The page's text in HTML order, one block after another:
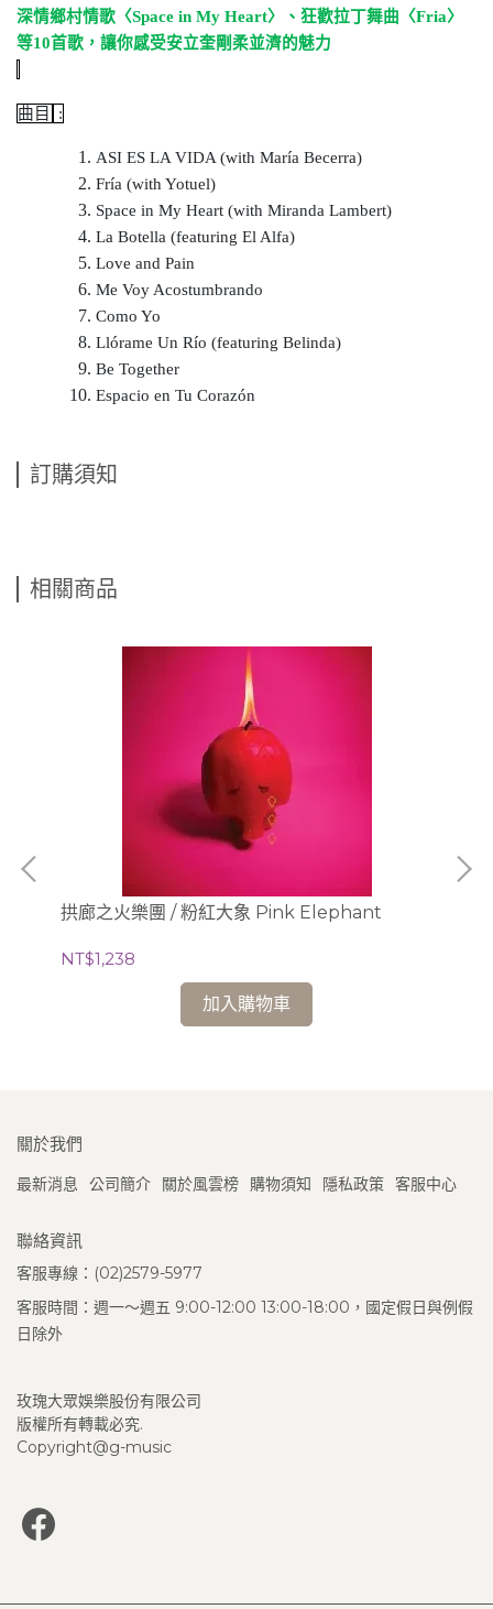
深情鄉村情歌〈Space in My Heart〉、狂歡拉丁舞曲〈Fria〉
等10首歌，讓你感受安立奎剛柔並濟的魅力
曲目 :
ASI ES LA VIDA (with María Becerra)
Fría (with Yotuel)
Space in My Heart (with Miranda Lambert)
La Botella (featuring El Alfa)
Love and Pain
Me Voy Acostumbrando
Como Yo
Llórame Un Río (featuring Belinda)
Be Together
Espacio en Tu Corazón
訂購須知
相關商品
拱廊之火樂團 / 粉紅大象 Pink Elephant
NT$1,238
加入購物車
關於我們
最新消息 公司簡介 關於風雲榜 購物須知 隱私政策 客服中心
聯絡資訊
客服專線：(02)2579-5977
客服時間：週一～週五 9:00-12:00 13:00-18:00，國定假日與例假
日除外
玫瑰大眾娛樂股份有限公司
版權所有轉載必究.
Copyright@g-music